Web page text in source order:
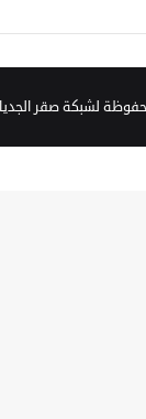
لشبكة صقر الجديان